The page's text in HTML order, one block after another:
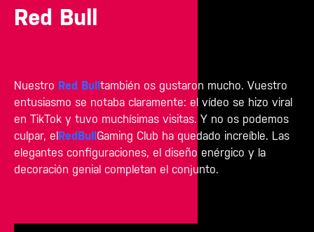
Red Bull
Nuestro Red Bull también os gustaron mucho. Vuestro
entusiasmo se notaba claramente: el vídeo se hizo viral
en TikTok y tuvo muchísimas visitas. Y no os podemos
culpar, el Red Bull Gaming Club ha quedado increíble. Las
elegantes configuraciones, el diseño enérgico y la
decoración genial completan el conjunto.